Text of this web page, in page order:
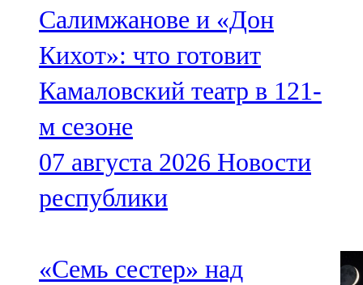
Салимжанове и «Дон
Кихот»: что готовит
Камаловский театр в 121-
м сезоне
07 августа 2026 Новости
республики
«Семь сестер» над